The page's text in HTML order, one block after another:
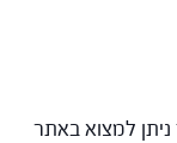
ניתן למצוא באתר